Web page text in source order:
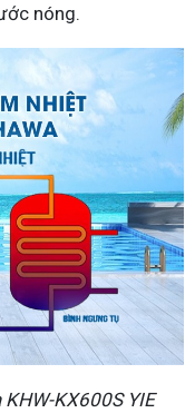
nóng.
KX600S YIE